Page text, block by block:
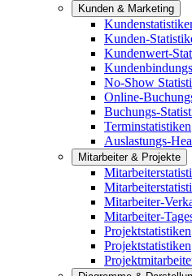
Kunden & Marketing
Kunden-
Kundenwert-
No-Show
Online-
Buchungs-
Terminstatistiken
Auslastungs-
Mitarbeiter & Projekte
Mitarbeiter-
Mitarbeiter-
Projektstatistiken
Projektstatistiken